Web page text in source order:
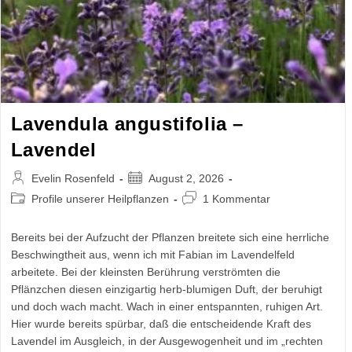
Lavendula angustifolia –
Lavendel
Beitrags-
Autor:
Evelin Rosenfeld
Beitrag
veröffentlicht:
August 2, 2026
Beitrags-Profile unserer Heilpflanzen
Beitrags-1 Kommentar
Bereits bei der Aufzucht der Pflanzen breitete sich eine herrliche
Beschwingtheit aus, wenn ich mit Fabian im Lavendelfeld
arbeitete. Bei der kleinsten Berührung verströmten die
Pflänzchen diesen einzigartig herb-blumigen Duft, der beruhigt
und doch wach macht. Wach in einer entspannten, ruhigen Art.
Hier wurde bereits spürbar, daß die entscheidende Kraft des
Lavendel im Ausgleich, in der Ausgewogenheit und im „rechten